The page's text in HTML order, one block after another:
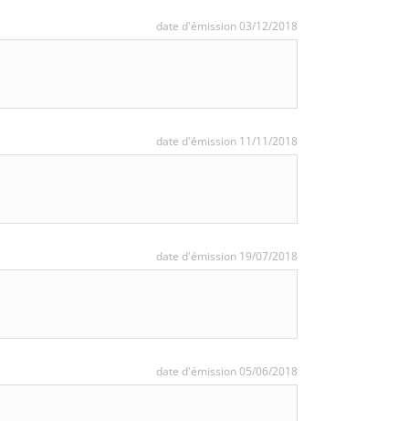
date d'émission 03/12/2018
date d'émission 11/11/2018
date d'émission 19/07/2018
date d'émission 05/06/2018